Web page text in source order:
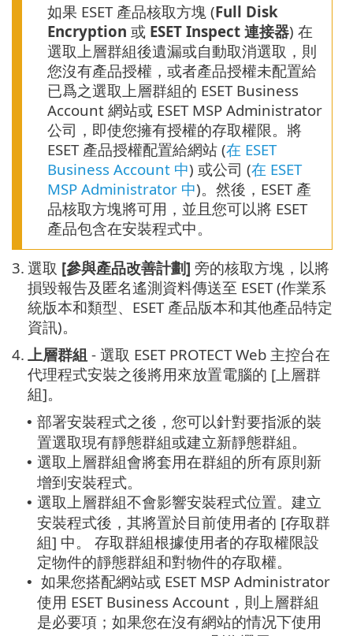
如果 ESET 產品核取方塊 (Full Disk
Encryption 或 ESET Inspect 連接器) 在
選取上層群組後遺漏或自動取消選取，則
您沒有產品授權，或者產品授權未配置給
已爲之選取上層群組的 ESET Business
Account 網站或 ESET MSP Administrator
公司，即使您擁有授權的存取權限。將
ESET 產品授權配置給網站 (在 ESET
Business Account 中) 或公司 (在 ESET
MSP Administrator 中)。然後，ESET 產
品核取方塊將可用，並且您可以將 ESET
產品包含在安裝程式中。
3. 選取 [參與產品改善計劃] 旁的核取方塊，以將
損毀報告及匿名遙測資料傳送至 ESET (作業系
統版本和類型、ESET 產品版本和其他產品特定
資訊)。
4. 上層群組 - 選取 ESET PROTECT Web 主控台在
代理程式安裝之後將用來放置電腦的 [上層群
組]。
• 部署安裝程式之後，您可以針對要指派的裝
置選取現有靜態群組或建立新靜態群組。
• 選取上層群組會將套用在群組的所有原則新
增到安裝程式。
• 選取上層群組不會影響安裝程式位置。建立
安裝程式後，其將置於目前使用者的 [存取群
組] 中。 存取群組根據使用者的存取權限設
定物件的靜態群組和對物件的存取權。
• 如果您搭配網站或 ESET MSP Administrator
使用 ESET Business Account，則上層群組
是必要項；如果您在沒有網站的情况下使用